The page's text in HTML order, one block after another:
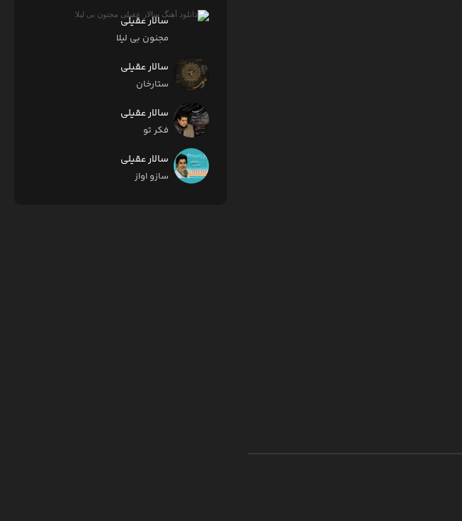
سالار عقیلی
مجنون بی لیلا
سالار عقیلی
ستارخان
سالار عقیلی
فکر تو
سالار عقیلی
سازو اواز